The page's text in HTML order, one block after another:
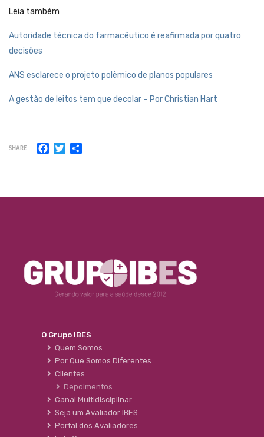
Leia também
Autoridade técnica do farmacêutico é reafirmada por quatro
decisões
ANS esclarece o projeto polêmico de planos populares
A gestão de leitos tem que decolar – Por Christian Hart
SHARE Facebook
Twitter
O Grupo IBES
Quem Somos
Por Que Somos Diferentes
Clientes
Depoimentos
Canal Multidisciplinar
Seja um Avaliador IBES
Portal dos Avaliadores